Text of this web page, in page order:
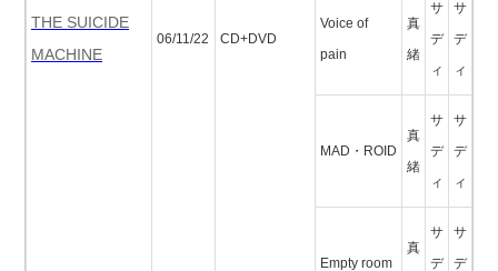
THE SUICIDE
MACHINE
06/11/22 CD+DVD
Voice of
pain
真
緒
サ
デ
ィ
サ
デ
ィ
MAD・ROID
真
緒
サ
デ
ィ
サ
デ
ィ
Empty room
真
サ
デ
サ
デ